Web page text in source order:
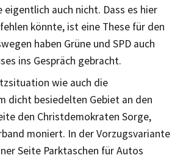
eigentlich auch nicht. Dass es hier
könnte, ist eine These für den
haben Grüne und SPD auch
ins Gespräch gebracht.
wie auch die
dicht besiedelten Gebiet an den
den Christdemokraten Sorge,
moniert. In der Vorzugsvariante
Seite Parktaschen für Autos